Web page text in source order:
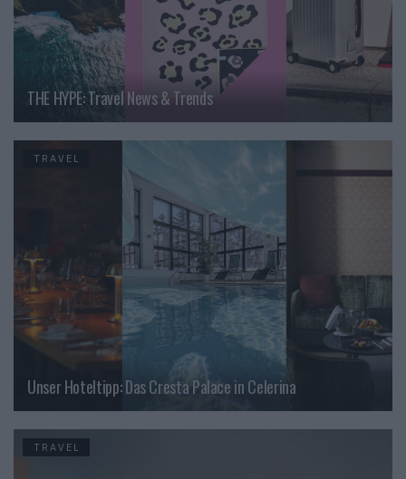
THE HYPE: Travel News & Trends
TRAVEL
Unser Hoteltipp: Das Cresta Palace in Celerina
TRAVEL